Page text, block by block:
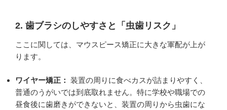
2. 歯ブラシのしやすさと「虫歯リスク」
ここに関しては、マウスピース矯正に大きな軍配が上が
ります。
ワイヤー矯正： 装置の周りに食べカスが詰まりやすく、
普通のうがいでは到底取れません。特に学校や職場での
昼食後に歯磨きができないと、装置の周りから虫歯にな